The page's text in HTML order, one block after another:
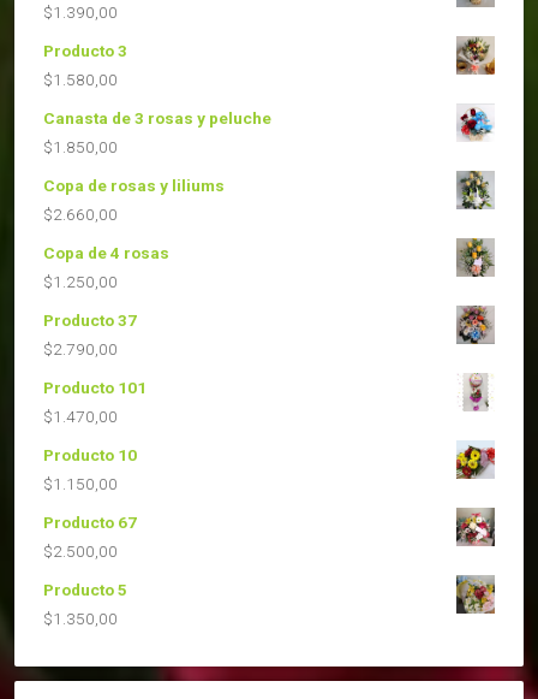
$1.390,00
Producto 3
$1.580,00
Canasta de 3 rosas y peluche
$1.850,00
Copa de rosas y liliums
$2.660,00
Copa de 4 rosas
$1.250,00
Producto 37
$2.790,00
Producto 101
$1.470,00
Producto 10
$1.150,00
Producto 67
$2.500,00
Producto 5
$1.350,00